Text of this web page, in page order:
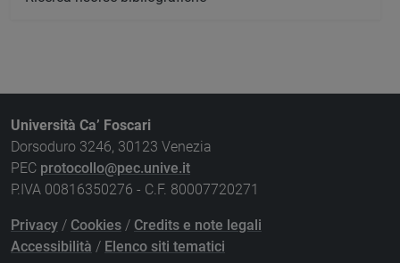
Università Ca’ Foscari
Dorsoduro 3246, 30123 Venezia
PEC protocollo@pec.unive.it
P.IVA 00816350276 - C.F. 80007720271
Privacy / Cookies / Credits e note legali
Accessibilità / Elenco siti tematici